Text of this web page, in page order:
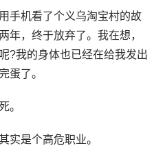
手机看了个义乌淘宝村的故
年，终于放弃了。我在想，
?我的身体也已经在给我发出
蛋了。
。
实是个高危职业。